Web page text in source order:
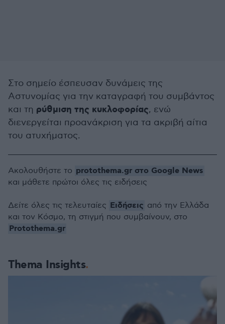
Στο σημείο έσπευσαν δυνάμεις της
Αστυνομίας για την καταγραφή του συμβάντος
και τη ρύθμιση της κυκλοφορίας, ενώ
διενεργείται προανάκριση για τα ακριβή αίτια
του ατυχήματος.
Thema Insights
Ακολουθήστε το protothema.gr στο Google News
και μάθετε πρώτοι όλες τις ειδήσεις
Δείτε όλες τις τελευταίες Ειδήσεις από την Ελλάδα
και τον Κόσμο, τη στιγμή που συμβαίνουν, στο
Protothema.gr